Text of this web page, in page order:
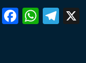
Fa W
Te